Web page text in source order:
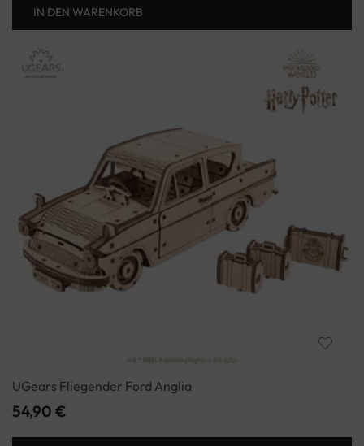
5.00von 5
IN DEN WARENKORB
UGears Fliegender Ford Anglia
54,90 €